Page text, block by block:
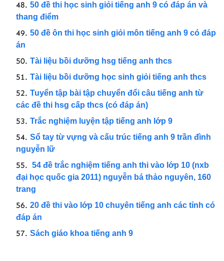
50 đề thi học sinh giỏi tiếng anh 9 có đáp án và
thang điểm
50 đề ôn thi học sinh giỏi môn tiếng anh 9 có đáp
án
Tài liệu bồi dưỡng hsg tiếng anh thcs
Tài liệu bồi dưỡng học sinh giỏi tiếng anh thcs
Tuyển tập bài tập chuyển đổi câu tiếng anh từ
các đề thi hsg cấp thcs (có đáp án)
Trắc nghiệm luyện tập tiếng anh lớp 9
Sổ tay từ vựng và cấu trúc tiếng anh 9 trần đình
nguyễn lữ
54 đề trắc nghiệm tiếng anh thi vào lớp 10 (nxb
đại học quốc gia 2011) nguyễn bá thảo nguyên, 160
trang
20 đề thi vào lớp 10 chuyên tiếng anh các tỉnh có
đáp án
Sách giáo khoa tiếng anh 9